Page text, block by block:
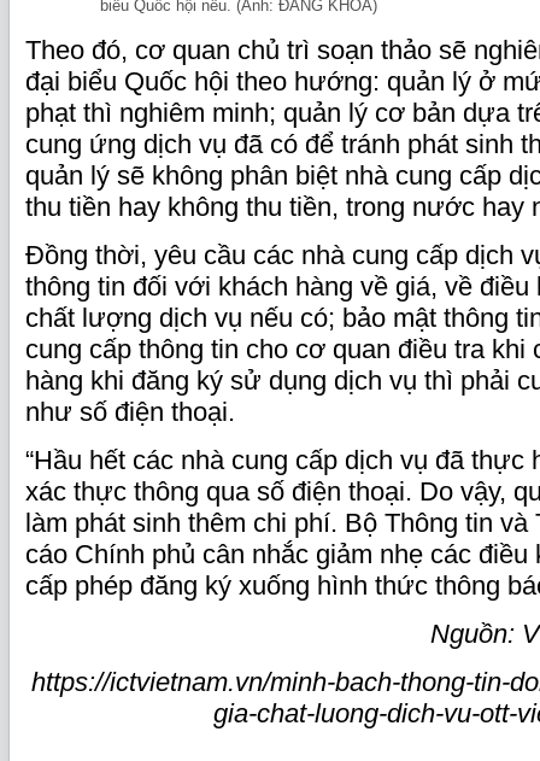
biểu Quốc hội nêu. (Ảnh: ĐĂNG KHOA)
Theo đó, cơ quan chủ trì soạn thảo sẽ
đại biểu Quốc hội theo hướng: quản lý ở
phạt thì nghiêm minh; quản lý cơ bản dựa
cung ứng dịch vụ đã có để tránh phát sinh
quản lý sẽ không phân biệt nhà cung cấp
thu tiền hay không thu tiền, trong nước hay
Đồng thời, yêu cầu các nhà cung cấp dịch
thông tin đối với khách hàng về giá, về
chất lượng dịch vụ nếu có; bảo mật thông
cung cấp thông tin cho cơ quan điều tra khi
hàng khi đăng ký sử dụng dịch vụ thì phải
như số điện thoại.
“Hầu hết các nhà cung cấp dịch vụ đã thực
xác thực thông qua số điện thoại. Do vậy,
làm phát sinh thêm chi phí. Bộ Thông tin và
cáo Chính phủ cân nhắc giảm nhẹ các
cấp phép đăng ký xuống hình thức thông
Nguồn:
https://ictvietnam.vn/minh-bach-thong-tin-
gia-chat-luong-dich-vu-ott-